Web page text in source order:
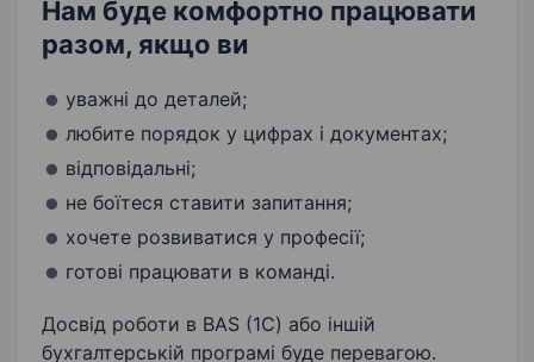
Нам буде комфортно працювати
разом, якщо ви
уважні до деталей;
любите порядок у цифрах і документах;
відповідальні;
не боїтеся ставити запитання;
хочете розвиватися у професії;
готові працювати в команді.
Досвід роботи в BAS (1С) або іншій
бухгалтерській програмі буде перевагою.